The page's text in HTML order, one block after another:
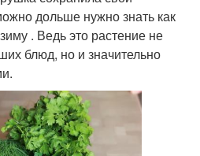
дольше нужно знать как
. Ведь это растение не
блюд, но и значительно